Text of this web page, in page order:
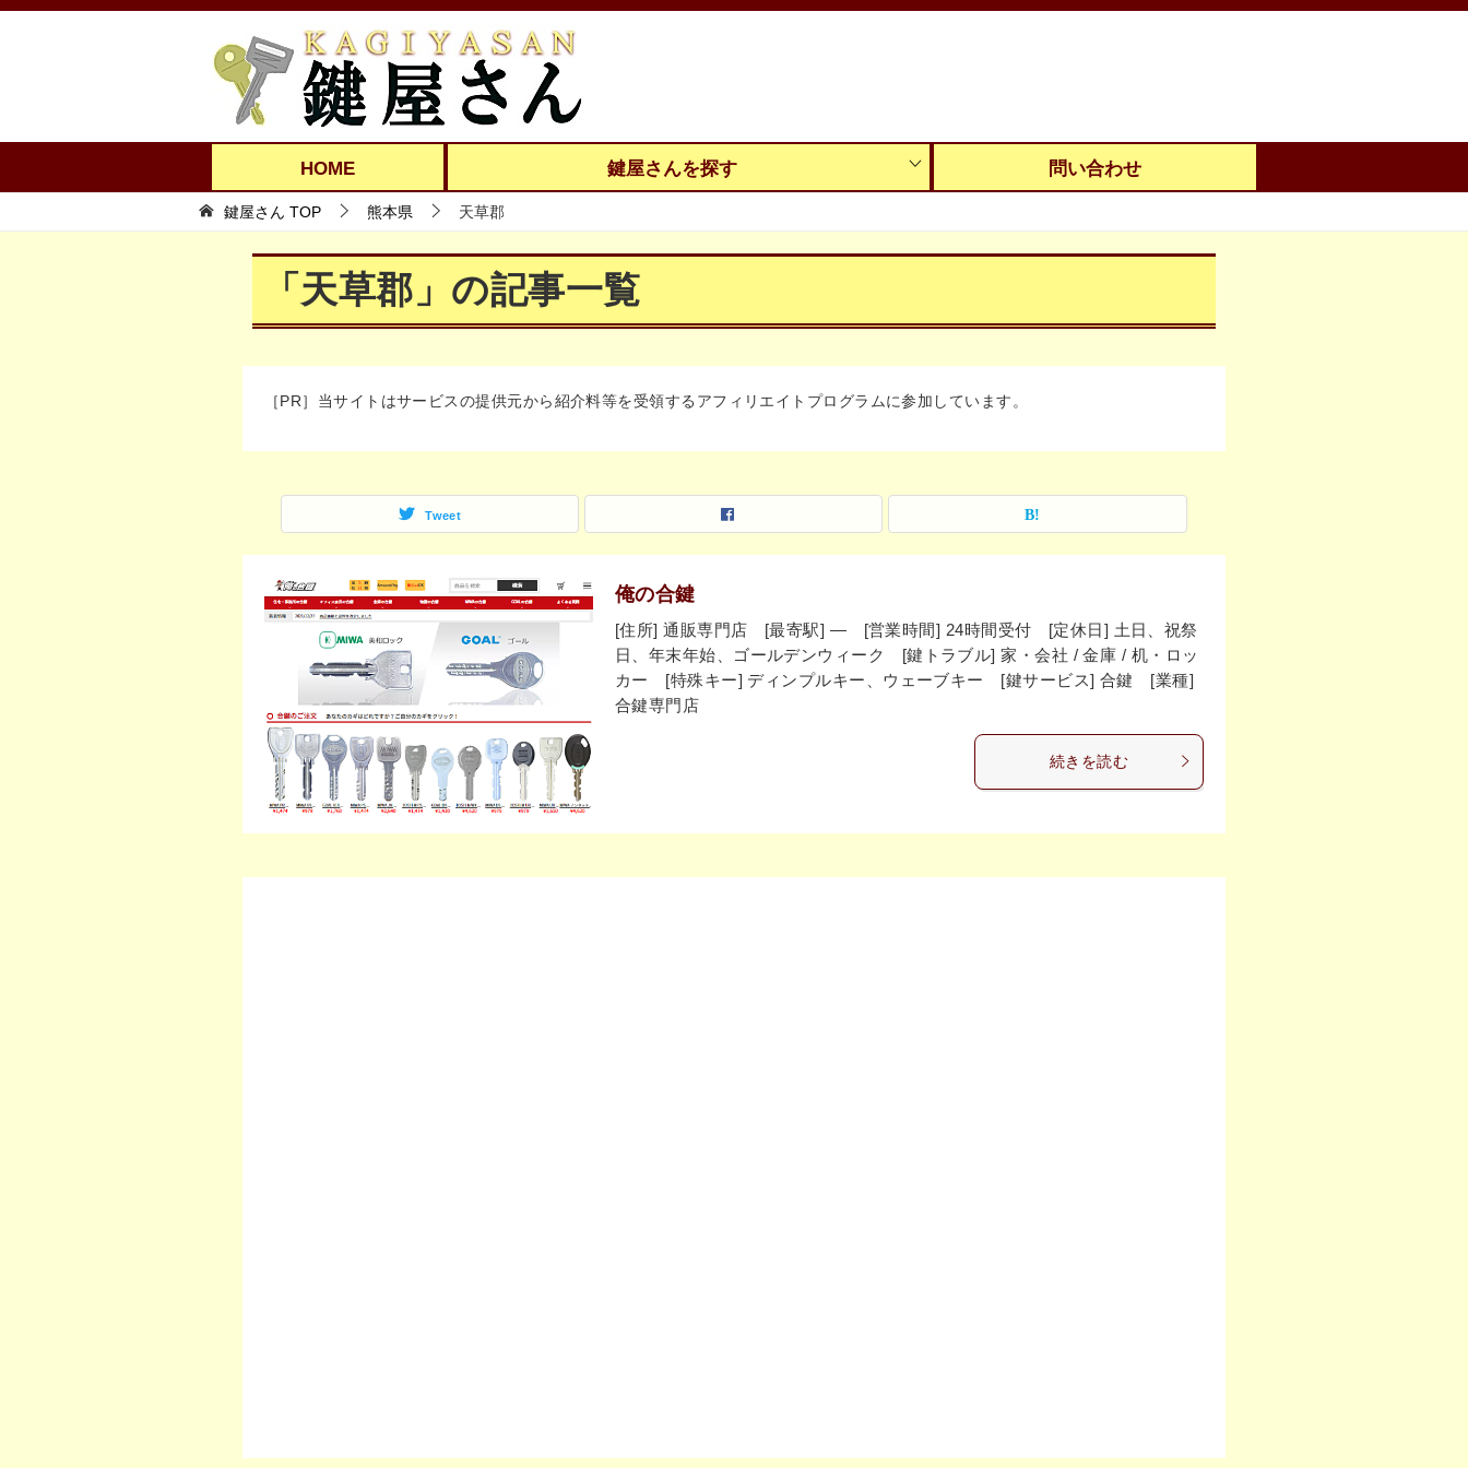
HOME 鍵屋さんを探す 問い合わせ
鍵屋さん TOP 熊本県 天草郡
「天草郡」の記事一覧
［PR］当サイトはサービスの提供元から紹介料等を受領するアフィリエイトプログラムに参加しています。
Tweet
俺の合鍵
[住所] 通販専門店 [最寄駅] ― [営業時間] 24時間受付 [定休日] 土日、祝祭
日、年末年始、ゴールデンウィーク [鍵トラブル] 家・会社 / 金庫 / 机・ロッ
カー [特殊キー] ディンプルキー、ウェーブキー [鍵サービス] 合鍵 [業種]
合鍵専門店
続きを読む